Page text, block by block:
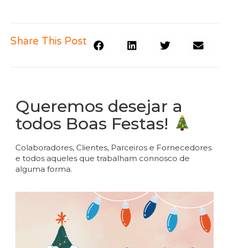
Share This Post
Queremos desejar a
todos Boas Festas!
Colaboradores, Clientes, Parceiros e Fornecedores
e todos aqueles que trabalham connosco de
alguma forma.